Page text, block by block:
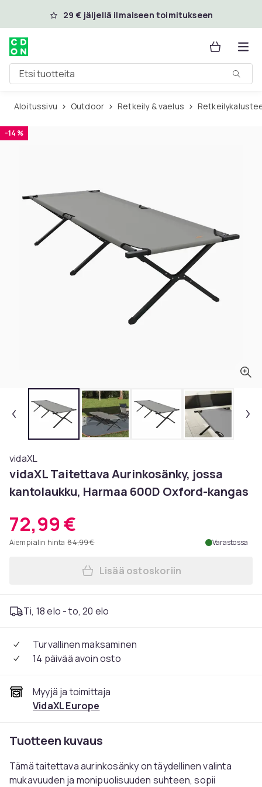
Ohita ja siirry pääsisältöön
29 € jäljellä ilmaiseen toimitukseen
Etsi tuotteita
Aloitussivu Outdoor Retkeily & vaelus
-14 %
vidaXL
vidaXL Taitettava Aurinkosänky, jossa
kantolaukku, Harmaa 600D Oxford-kangas
72,99 €
Aiempi alin hinta 84,99 € Varastossa
Lisää vidaXL Taitettava
Lisää ostoskoriin
Ti, 18 elo - to, 20 elo
Turvallinen maksaminen
14 päivää avoin osto
Myyjä ja toimittaja
VidaXL Europe
Tuotteen kuvaus
Tämä taitettava aurinkosänky on täydellinen valinta
mukavuuden ja monipuolisuuden suhteen, sopii